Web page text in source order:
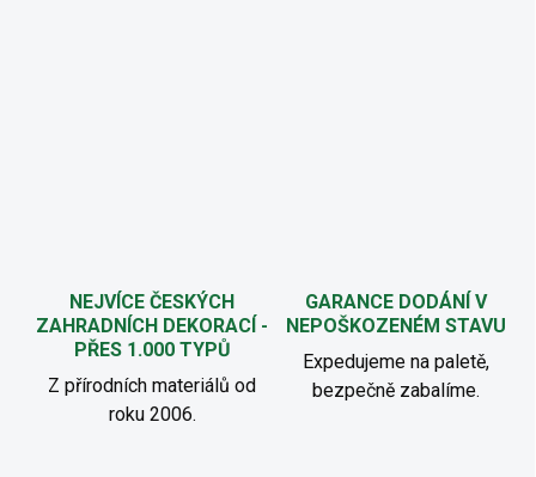
NEJVÍCE ČESKÝCH
ZAHRADNÍCH DEKORACÍ -
PŘES 1.000 TYPŮ
Z přírodních materiálů od
roku 2006.
GARANCE DODÁNÍ V
NEPOŠKOZENÉM STAVU
Expedujeme na paletě,
bezpečně zabalíme.